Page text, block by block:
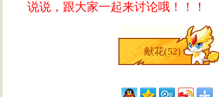
说说，跟大家一起来讨论哦！！！
献花(52)